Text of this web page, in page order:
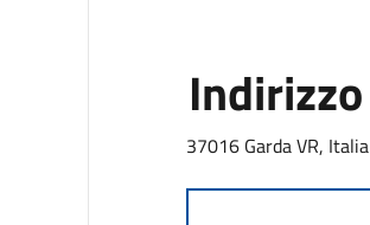
Indirizzo
37016 Garda VR, Italia